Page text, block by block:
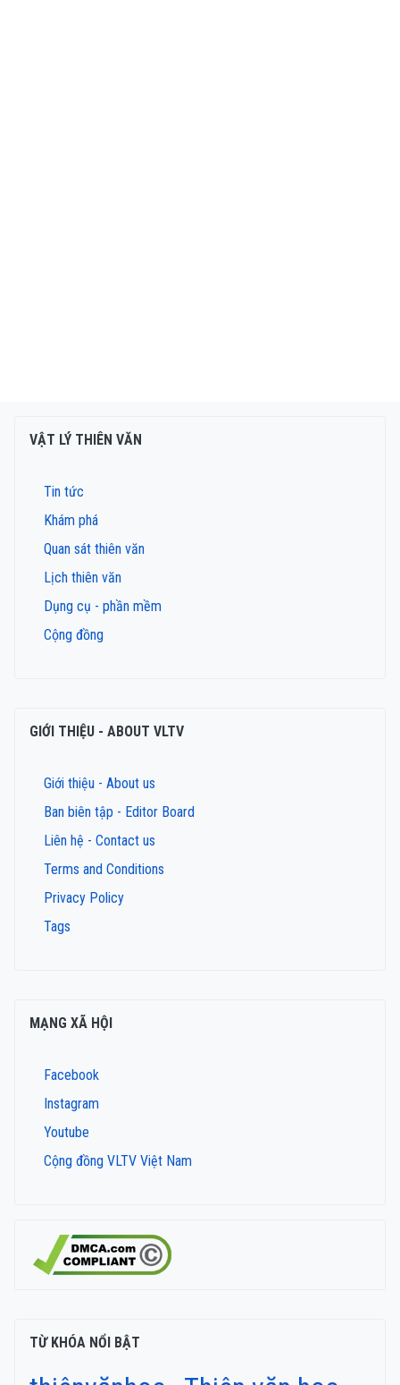
VẬT LÝ THIÊN VĂN
Tin tức
Khám phá
Quan sát thiên văn
Lịch thiên văn
Dụng cụ - phần mềm
Cộng đồng
GIỚI THIỆU - ABOUT VLTV
Giới thiệu - About us
Ban biên tập - Editor Board
Liên hệ - Contact us
Terms and Conditions
Privacy Policy
Tags
MẠNG XÃ HỘI
Facebook
Instagram
Youtube
Cộng đồng VLTV Việt Nam
TỪ KHÓA NỔI BẬT